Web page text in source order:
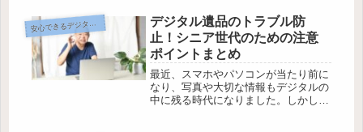
がら相談できる便利なサービスが増え
ています。でも、「うまく使えるのか
な」...
安 心できるデジタル終活のヒント
デジタル遺品のトラブル防
止！シニア世代のための注意
ポイントまとめ
最近、スマホやパソコンが当たり前に
なり、写真や大切な情報もデジタルの
中に残る時代になりました。しかし、